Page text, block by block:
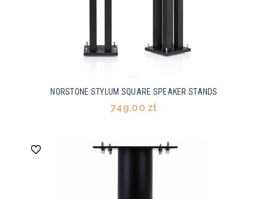
NORSTONE STYLUM SQUARE SPEAKER STANDS
749,00 zł